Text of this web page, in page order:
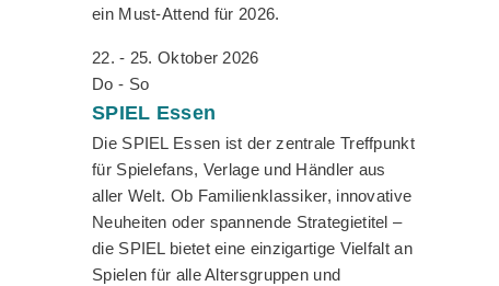
ein Must-Attend für 2026.
22. - 25. Oktober 2026
Do - So
SPIEL Essen
Die SPIEL Essen ist der zentrale Treffpunkt
für Spielefans, Verlage und Händler aus
aller Welt. Ob Familienklassiker, innovative
Neuheiten oder spannende Strategietitel –
die SPIEL bietet eine einzigartige Vielfalt an
Spielen für alle Altersgruppen und